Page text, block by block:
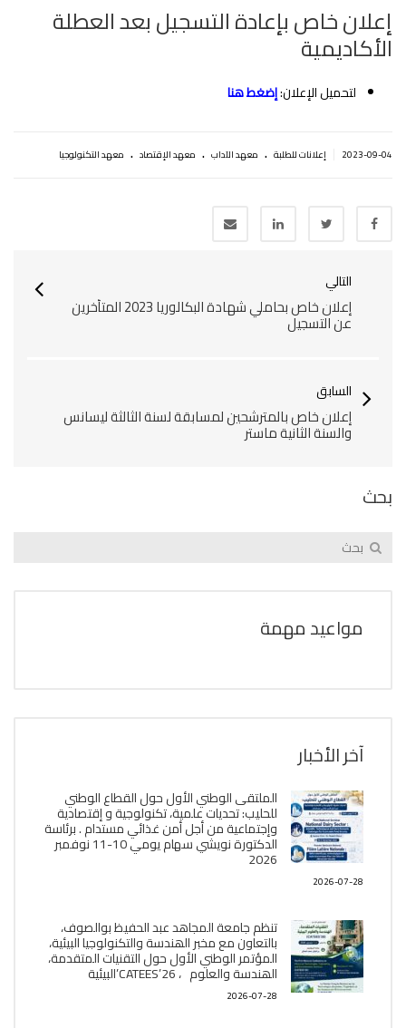
إعلان خاص بإعادة التسجيل بعد العطلة
الأكاديمية
لتحميل الإعلان:إضغط هنا
2023-09-04 إعلانات للطلبة . معهد الآداب . معهد الإقتصاد . معهد التكنولوجيا
التالي
إعلان خاص بحاملي شهادة البكالوريا 2023 المتأخرين
عن التسجيل
السابق
إعلان خاص بالمترشحين لمسابقة لسنة الثالثة ليسانس
والسنة الثانية ماستر
بحث
مواعيد مهمة
آخر الأخبار
الملتقى الوطني الأول حول القطاع الوطني
للحليب: تحديات علمية، تكنولوجية و إقتصادية
وإجتماعية من أجل أمن غذائي مستدام . برئاسة
الدكتورة نويشي سهام يومي 10-11 نوفمبر
2026
2026-07-28
تنظم جامعة المجاهد عبد الحفيظ بوالصوف،
بالتعاون مع مخبر الھندسة والتكنولوجيا البیئیة،
المؤتمر الوطني الأول حول التقنيات المتقدمة،
الھندسة والعلوم ، CATEES’26’البیئية
2026-07-28